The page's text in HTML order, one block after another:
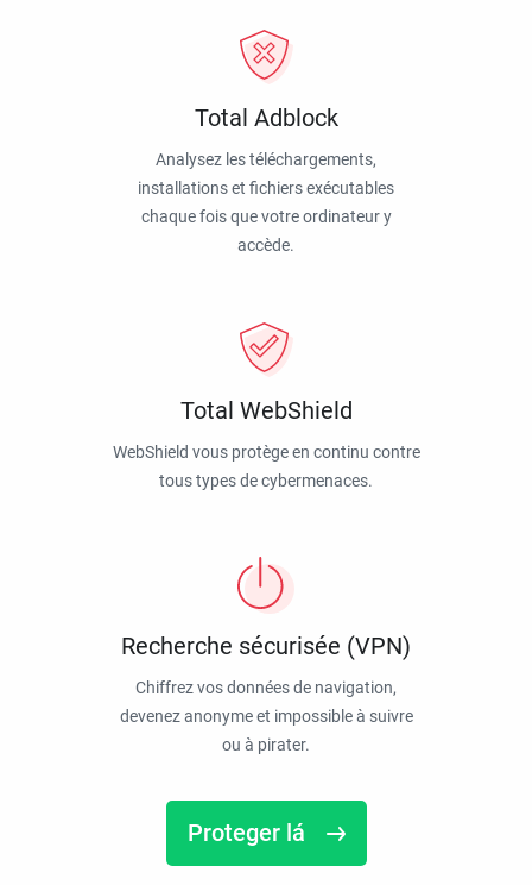
Total Adblock
Analysez les téléchargements,
installations et fichiers exécutables
chaque fois que votre ordinateur y
accède.
Total WebShield
WebShield vous protège en continu contre
tous types de cybermenaces.
Recherche sécurisée (VPN)
Chiffrez vos données de navigation,
devenez anonyme et impossible à suivre
ou à pirater.
Proteger lá